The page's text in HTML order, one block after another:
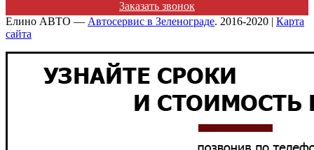
Заказать звонок
Елино АВТО — Автосервис в Зеленограде. 2016-2020 | Карта
сайта